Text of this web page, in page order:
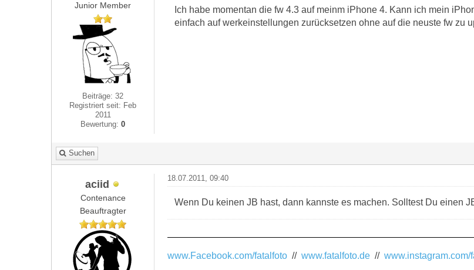
Junior Member
Beiträge: 32
Registriert seit: Feb
2011
Bewertung:0
Ich habe momentan die fw 4.3 auf meinm iPhone 4. Kann ich mein
einfach auf werkeinstellungen zurücksetzen ohne auf die neuste fw zu
Suchen
aciid
Contenance
Beauftragter
18.07.2011, 09:40
Wenn Du keinen JB hast, dann kannste es machen. Solltest Du einen
www.Facebook.com/fatalfoto// www.fatalfoto.de// www.instagram.com/